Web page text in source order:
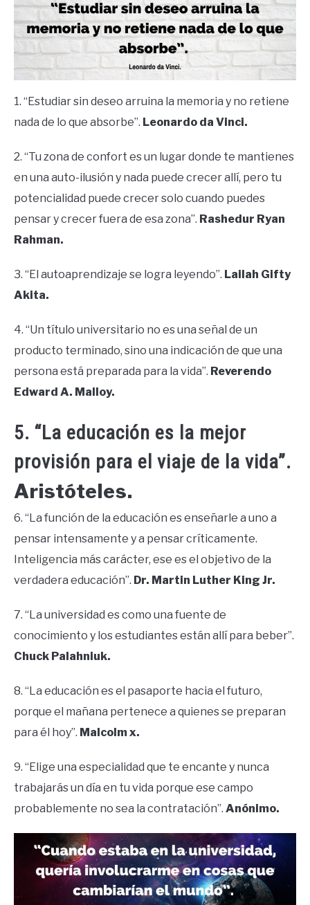
1. “Estudiar sin deseo arruina la memoria y no retiene
nada de lo que absorbe”. Leonardo da Vinci.
2. “Tu zona de confort es un lugar donde te mantienes
en una auto-ilusión y nada puede crecer allí, pero tu
potencialidad puede crecer solo cuando puedes
pensar y crecer fuera de esa zona”. Rashedur Ryan
Rahman.
3. “El autoaprendizaje se logra leyendo”. Lailah Gifty
Akita.
4. “Un título universitario no es una señal de un
producto terminado, sino una indicación de que una
persona está preparada para la vida”. Reverendo
Edward A. Malloy.
5. “La educación es la mejor
provisión para el viaje de la vida”.
Aristóteles.
6. “La función de la educación es enseñarle a uno a
pensar intensamente y a pensar críticamente.
Inteligencia más carácter, ese es el objetivo de la
verdadera educación”. Dr. Martin Luther King Jr.
7. “La universidad es como una fuente de
conocimiento y los estudiantes están allí para beber”.
Chuck Palahniuk.
8. “La educación es el pasaporte hacia el futuro,
porque el mañana pertenece a quienes se preparan
para él hoy”. Malcolm x.
9. “Elige una especialidad que te encante y nunca
trabajarás un día en tu vida porque ese campo
probablemente no sea la contratación”. Anónimo.